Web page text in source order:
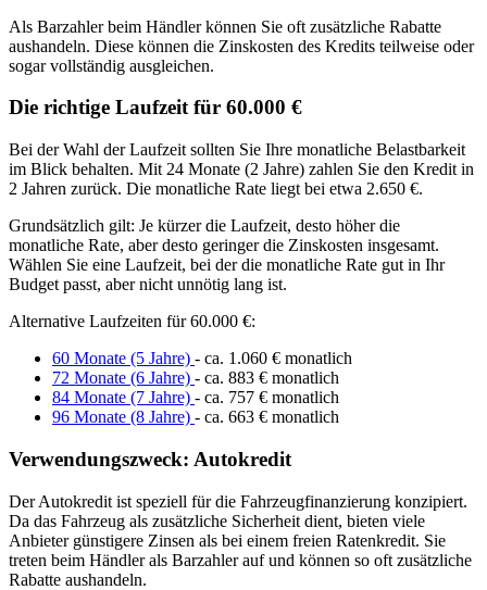
Als Barzahler beim Händler können Sie oft zusätzliche Rabatte
aushandeln. Diese können die Zinskosten des Kredits teilweise oder
sogar vollständig ausgleichen.
Die richtige Laufzeit für 60.000 €
Bei der Wahl der Laufzeit sollten Sie Ihre monatliche Belastbarkeit
im Blick behalten. Mit 24 Monate (2 Jahre) zahlen Sie den Kredit in
2 Jahren zurück. Die monatliche Rate liegt bei etwa 2.650 €.
Grundsätzlich gilt: Je kürzer die Laufzeit, desto höher die
monatliche Rate, aber desto geringer die Zinskosten insgesamt.
Wählen Sie eine Laufzeit, bei der die monatliche Rate gut in Ihr
Budget passt, aber nicht unnötig lang ist.
Alternative Laufzeiten für 60.000 €:
60 Monate (5 Jahre) - ca. 1.060 € monatlich
72 Monate (6 Jahre) - ca. 883 € monatlich
84 Monate (7 Jahre) - ca. 757 € monatlich
96 Monate (8 Jahre) - ca. 663 € monatlich
Verwendungszweck: Autokredit
Der Autokredit ist speziell für die Fahrzeugfinanzierung konzipiert.
Da das Fahrzeug als zusätzliche Sicherheit dient, bieten viele
Anbieter günstigere Zinsen als bei einem freien Ratenkredit. Sie
treten beim Händler als Barzahler auf und können so oft zusätzliche
Rabatte aushandeln.